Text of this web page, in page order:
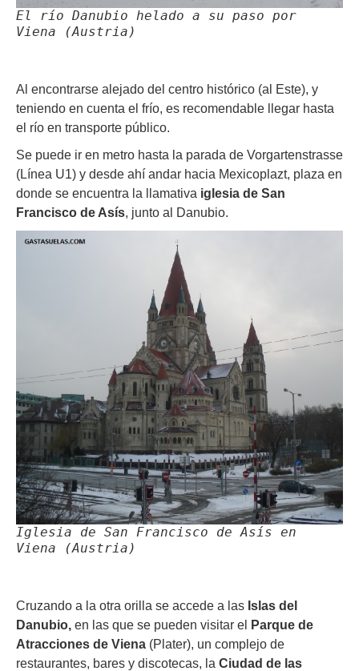
El río Danubio helado a su paso por
Viena (Austria)
Al encontrarse alejado del centro histórico (al Este), y
teniendo en cuenta el frío, es recomendable llegar hasta
el río en transporte público.
Se puede ir en metro hasta la parada de Vorgartenstrasse
(Línea U1) y desde ahí andar hacia Mexicoplazt, plaza en
donde se encuentra la llamativa iglesia de San
Francisco de Asís, junto al Danubio.
Iglesia de San Francisco de Asís en
Viena (Austria)
Cruzando a la otra orilla se accede a las Islas del
Danubio, en las que se pueden visitar el
Parque de
Atracciones de Viena (Plater), un complejo de
restaurantes, bares y discotecas, la Ciudad de las